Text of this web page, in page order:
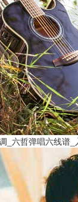
_六哲弹唱六线谱